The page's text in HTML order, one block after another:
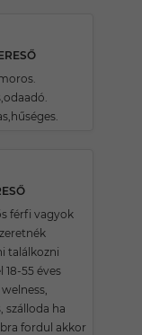
férfi vagyok
találkozni
18-55 éves
szálloda ha
fordul akkor